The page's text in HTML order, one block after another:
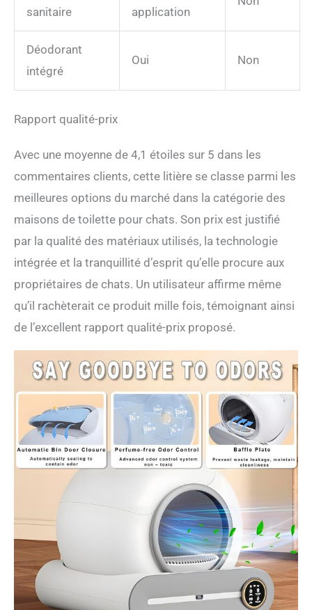
sanitaire application
Déodorant
intégré
Oui Non
Rapport qualité-prix
Avec une moyenne de 4,1 étoiles sur 5 dans les
commentaires clients, cette litière se classe parmi les
meilleures options du marché dans la catégorie des
maisons de toilette pour chats. Son prix est justifié
par la qualité des matériaux utilisés, la technologie
intégrée et la tranquillité d’esprit qu’elle procure aux
propriétaires de chats. Un utilisateur affirme même
qu’il rachèterait ce produit mille fois, témoignant ainsi
de l’excellent rapport qualité-prix proposé.